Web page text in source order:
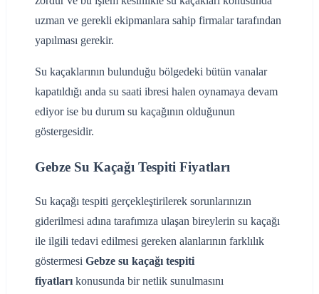
uzman ve gerekli ekipmanlara sahip firmalar tarafından
yapılması gerekir.
Su kaçaklarının bulunduğu bölgedeki bütün vanalar
kapatıldığı anda su saati ibresi halen oynamaya devam
ediyor ise bu durum su kaçağının olduğunun
göstergesidir.
Gebze Su Kaçağı Tespiti Fiyatları
Su kaçağı tespiti gerçekleştirilerek sorunlarınızın
giderilmesi adına tarafımıza ulaşan bireylerin su kaçağı
ile ilgili tedavi edilmesi gereken alanlarının farklılık
göstermesi Gebze su kaçağı tespiti
fiyatlarıkonusunda bir netlik sunulmasını